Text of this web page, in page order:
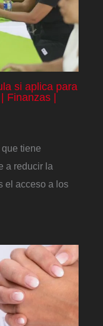
si aplica para
Finanzas |
tiene
a reducir la
el acceso a los